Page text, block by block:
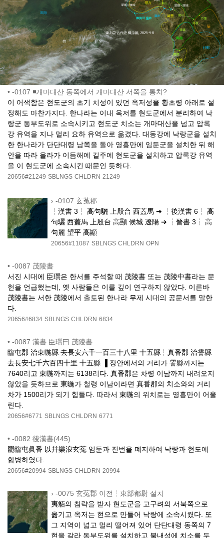
• -0107 ◾개마대산 동쪽에서 개마대산 서쪽을 통치?
이 어색함은 현도군의 초기 치성이 있던 옥저성을 황초령 아래로 설
정해도 마찬가지다. 한나라는 이내 옥저를 현도군에서 분리하여 낙
랑군 동부도위로 소속시키고 현도군 치소는 개마대산을 넘고 압록
강 유역을 지나 멀리 요하 유역으로 옮겼다. 대동강에 낙랑군을 설치
한 한나라가 단단대령 남쪽을 돌아 영흥만에 임둔군을 설치한 뒤 해
안을 따라 올라가 이듬해에 길주에 현도군을 설치하고 압록강 유역
을 이 현도군에 소속시킨 때문인 듯하다.
20656#21249 SBLNGS CHLDRN 21249
› -0107 玄菟郡
┆漢書 3┆ 高句驪 上殷台 西蓋馬 ➔ ┆後漢書 6┆ 高
句驪 西蓋馬 上殷台 高顯 候城 遼陽 ➔ ┆晉書 3┆ 高
句麗 望平 高顯
20656#11087 SBLNGS CHLDRN OPN
• -0087 茂陵書
서진 시대에 臣瓚은 한서를 주석할 때 茂陵書 또는 茂陵中書라는 문
헌을 언급했는데, 옛 사람들은 이를 깊이 연구하지 않았다. 이른바
茂陵書는 서한 茂陵에서 출토된 한나라 무제 시대의 공문서를 말한
다.
20656#6834 SBLNGS CHLDRN 6834
• -0087 漢書 臣瓚曰 茂陵書
臨屯郡 治東暆縣 去長安六千一百三十八里 十五縣┆真番郡 治霅縣
去長安七千六百四十里 十五縣 ▐ 장안에서의 거리가 霅縣까지는
7640리고 東暆까지는 6138리다. 真番郡은 차령 이남까지 내려오지
않았을 듯하므로 東暆가 철령 이남이라면 真番郡의 치소와의 거리
차가 1500리가 되기 힘들다. 따라서 東暆의 위치로는 영흥만이 어울
린다.
20656#6771 SBLNGS CHLDRN 6771
• -0082 後漢書(445)
罷臨屯眞番 以幷樂浪玄菟 임둔과 진번을 폐지하여 낙랑과 현도에
합병하였다.
20656#20994 SBLNGS CHLDRN 20994
› -0075 玄菟郡 이전┆東部都尉 설치
夷貊의 침략을 받자 현도군을 고구려의 서북쪽으로
옮기고 옥저는 현으로 만들어 낙랑에 소속시켰다. 또
그 지역이 넓고 멀리 떨어져 있어 단단대령 동쪽의 7
현을 갈라 동부도위를 설치하고 불내성에 치소를 두